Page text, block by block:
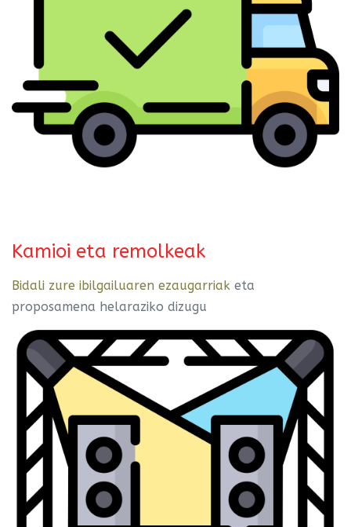
Kamioi eta remolkeak
Bidali zure ibilgailuaren ezaugarriak eta
proposamena helaraziko dizugu